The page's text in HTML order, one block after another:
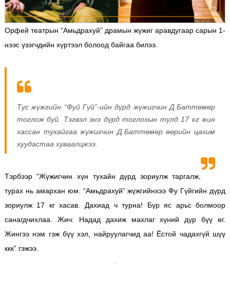
Орфей театрын “Амьдрахуй” драмын жүжиг аравдугаар сарын 1-
нээс үзэгчдийн хүртээл болоод байгаа билээ.
Тус жүжгийн “Фуй Гүй”-ийн дүрд жүжигчин Д.Баттөмөр
тоглож буй. Тэгвэл энэ дүрд тоглохын тулд 17 кг жин
хассан тухайгаа жүжигчин Д.Баттөмөр өөрийн цахим
хуудастаа хуваалцжээ.
Тэрбээр “Жүжигчин хүн тухайн дүрд зориулж таргалж,
турах нь амархан юм. “Амьдрахуй” жүжгийнхээ Фу Гүйгийн дүрд
зориулж 17 кг хасав. Дахиад ч турна! Бүр яс арьс болмоор
санагдчихлаа. Жич: Надад дахиж махлаг хүний дүр бүү өг.
Жингээ нэм гэж бүү хэл, найруулагчид аа! Ёстой чадахгүй шүү
ккк” гэжээ.